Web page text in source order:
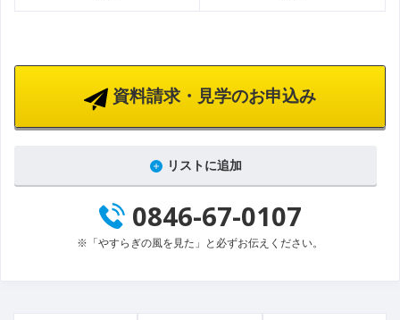
資料請求・見学のお申込み
リストに追加
0846-67-0107
※「やすらぎの風を見た」と必ずお伝えください。